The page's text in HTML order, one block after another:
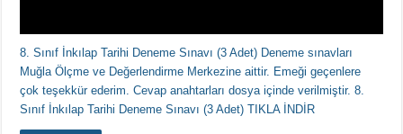
8. Sınıf İnkılap Tarihi Deneme Sınavı (3 Adet) Deneme sınavları
Muğla Ölçme ve Değerlendirme Merkezine aittir. Emeği geçenlere
çok teşekkür ederim. Cevap anahtarları dosya içinde verilmiştir. 8.
Sınıf İnkılap Tarihi Deneme Sınavı (3 Adet) TIKLA İNDİR